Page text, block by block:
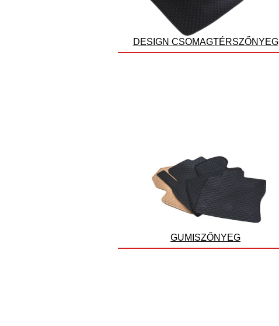
DESIGN CSOMAGTÉRSZŐNYEG
GUMISZŐNYEG